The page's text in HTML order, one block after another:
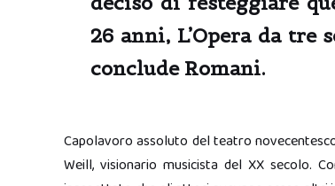
26 anni, L’Opera da tre
conclude Romani.
Capolavoro assoluto del teatro
Weill, visionario musicista del XX secolo.